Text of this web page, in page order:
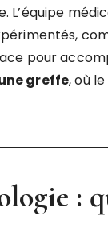
L’équipe
pour
greffe, où
: